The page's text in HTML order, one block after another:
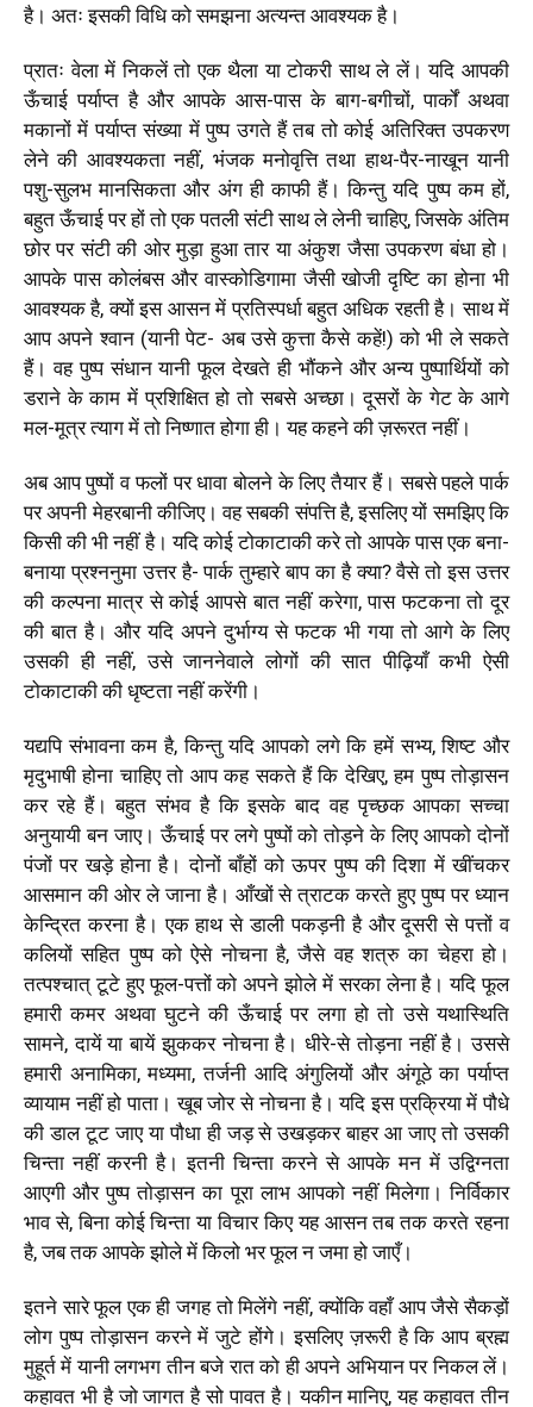
है। अतः इसकी विधि को समझना अत्यन्त आवश्यक है।
प्रातः वेला में निकलें तो एक थैला या टोकरी साथ ले लें। यदि आपकी
ऊँचाई पर्याप्त है और आपके आस-पास के बाग-बगीचों, पार्कों अथवा
मकानों में पर्याप्त संख्या में पुष्प उगते हैं तब तो कोई अतिरिक्त उपकरण
लेने की आवश्यकता नहीं, भंजक मनोवृत्ति तथा हाथ-पैर-नाखून यानी
पशु-सुलभ मानसिकता और अंग ही काफी हैं। किन्तु यदि पुष्प कम हों,
बहुत ऊँचाई पर हों तो एक पतली संटी साथ ले लेनी चाहिए, जिसके अंतिम
छोर पर संटी की ओर मुड़ा हुआ तार या अंकुश जैसा उपकरण बंधा हो।
आपके पास कोलंबस और वास्कोडिगामा जैसी खोजी दृष्टि का होना भी
आवश्यक है, क्यों इस आसन में प्रतिस्पर्धा बहुत अधिक रहती है। साथ में
आप अपने श्वान (यानी पेट- अब उसे कुत्ता कैसे कहें!) को भी ले सकते
हैं। वह पुष्प संधान यानी फूल देखते ही भौंकने और अन्य पुष्पार्थियों को
डराने के काम में प्रशिक्षित हो तो सबसे अच्छा। दूसरों के गेट के आगे
मल-मूत्र त्याग में तो निष्णात होगा ही। यह कहने की ज़रूरत नहीं।
अब आप पुष्पों व फलों पर धावा बोलने के लिए तैयार हैं। सबसे पहले पार्क
पर अपनी मेहरबानी कीजिए। वह सबकी संपत्ति है, इसलिए यों समझिए कि
किसी की भी नहीं है। यदि कोई टोकाटाकी करे तो आपके पास एक बना-
बनाया प्रश्ननुमा उत्तर है- पार्क तुम्हारे बाप का है क्या? वैसे तो इस उत्तर
की कल्पना मात्र से कोई आपसे बात नहीं करेगा, पास फटकना तो दूर
की बात है। और यदि अपने दुर्भाग्य से फटक भी गया तो आगे के लिए
उसकी ही नहीं, उसे जाननेवाले लोगों की सात पीढ़ियाँ कभी ऐसी
टोकाटाकी की धृष्टता नहीं करेंगी।
यद्यपि संभावना कम है, किन्तु यदि आपको लगे कि हमें सभ्य, शिष्ट और
मृदुभाषी होना चाहिए तो आप कह सकते हैं कि देखिए, हम पुष्प तोड़ासन
कर रहे हैं। बहुत संभव है कि इसके बाद वह पृच्छक आपका सच्चा
अनुयायी बन जाए। ऊँचाई पर लगे पुष्पों को तोड़ने के लिए आपको दोनों
पंजों पर खड़े होना है। दोनों बाँहों को ऊपर पुष्प की दिशा में खींचकर
आसमान की ओर ले जाना है। आँखों से त्राटक करते हुए पुष्प पर ध्यान
केन्द्रित करना है। एक हाथ से डाली पकड़नी है और दूसरी से पत्तों व
कलियों सहित पुष्प को ऐसे नोचना है, जैसे वह शत्रु का चेहरा हो।
तत्पश्चात् टूटे हुए फूल-पत्तों को अपने झोले में सरका लेना है। यदि फूल
हमारी कमर अथवा घुटने की ऊँचाई पर लगा हो तो उसे यथास्थिति
सामने, दायें या बायें झुककर नोचना है। धीरे-से तोड़ना नहीं है। उससे
हमारी अनामिका, मध्यमा, तर्जनी आदि अंगुलियों और अंगूठे का पर्याप्त
व्यायाम नहीं हो पाता। खूब जोर से नोचना है। यदि इस प्रक्रिया में पौधे
की डाल टूट जाए या पौधा ही जड़ से उखड़कर बाहर आ जाए तो उसकी
चिन्ता नहीं करनी है। इतनी चिन्ता करने से आपके मन में उद्विग्नता
आएगी और पुष्प तोड़ासन का पूरा लाभ आपको नहीं मिलेगा। निर्विकार
भाव से, बिना कोई चिन्ता या विचार किए यह आसन तब तक करते रहना
है, जब तक आपके झोले में किलो भर फूल न जमा हो जाएँ।
इतने सारे फूल एक ही जगह तो मिलेंगे नहीं, क्योंकि वहाँ आप जैसे सैकड़ों
लोग पुष्प तोड़ासन करने में जुटे होंगे। इसलिए ज़रूरी है कि आप ब्रह्म
मुहूर्त में यानी लगभग तीन बजे रात को ही अपने अभियान पर निकल लें।
कहावत भी है जो जागत है सो पावत है। यकीन मानिए, यह कहावत तीन